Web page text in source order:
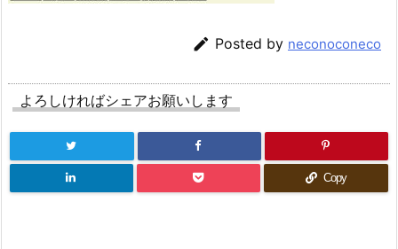
 Posted by neconoconeco
よろしければシェアお願いします
Copy